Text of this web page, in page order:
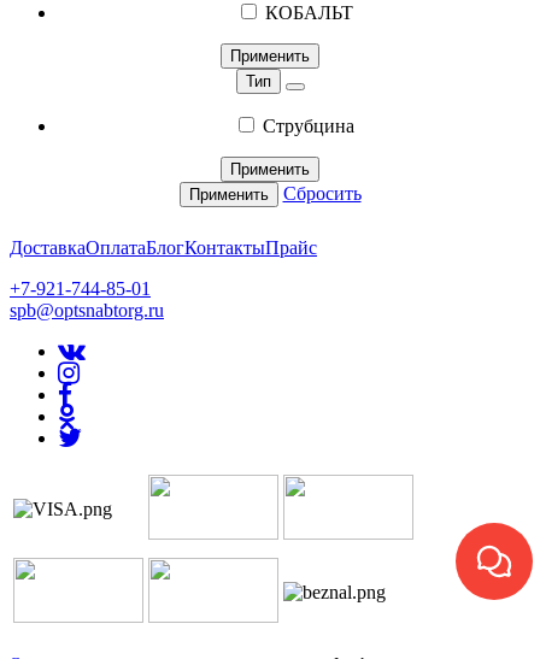
КОБАЛЬТ
Применить
Тип
Струбцина
Применить
Применить
Сбросить
ДоставкаОплатаБлогКонтактыПрайс
+7-921-744-85-01
spb@optsnabtorg.ru